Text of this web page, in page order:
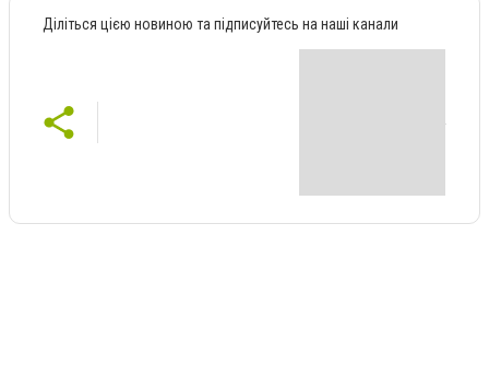
Діліться цією новиною та підписуйтесь на наші канали